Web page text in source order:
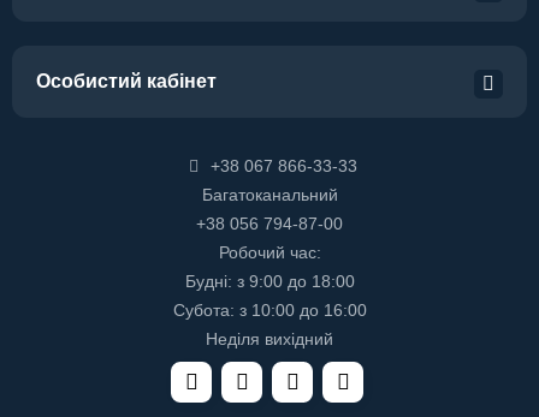
Особистий кабінет
+38 067 866-33-33
Багатоканальний
+38 056 794-87-00
Робочий час:
Будні: з 9:00 до 18:00
Субота: з 10:00 до 16:00
Неділя вихідний